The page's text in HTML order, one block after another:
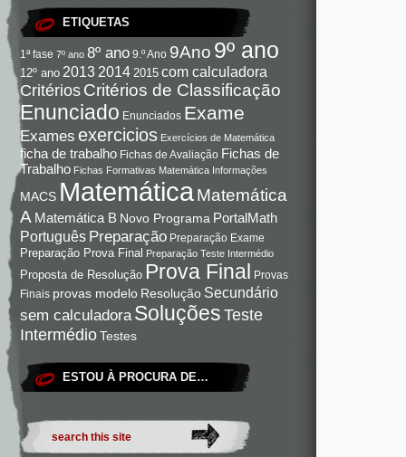
ETIQUETAS
1ª fase 7º ano 8º ano 9.º Ano 9Ano 9º ano
12º ano 2013 2014 2015 com calculadora
Critérios Critérios de Classificação
Enunciado Enunciados Exame
Exames exercicios Exercícios de Matemática
ficha de trabalho Fichas de Avaliação Fichas de
Trabalho Fichas Formativas Matemática Informações
MACS Matemática Matemática
A Matemática B Novo Programa PortalMath
Português Preparação Preparação Exame
Preparação Prova Final Preparação Teste Intermédio
Proposta de Resolução Prova Final Provas
Finais provas modelo Resolução Secundário
sem calculadora Soluções Teste
IntermédioTestes
ESTOU À PROCURA DE…